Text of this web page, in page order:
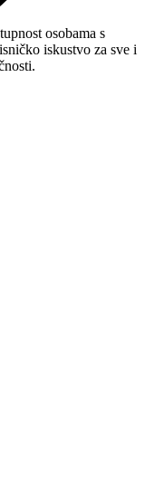
osobama s
iskustvo za sve i